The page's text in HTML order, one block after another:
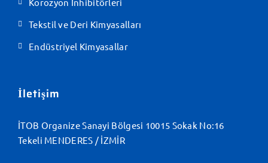
Tekstil ve Deri Kimyasalları
Endüstriyel Kimyasallar
İletişim
İTOB Organize Sanayi Bölgesi 10015 Sokak No:16
Tekeli MENDERES / İZMİR